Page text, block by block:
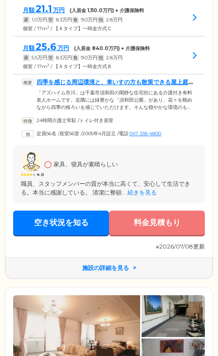
月額21.1 万円 (入居金1,110.0万円) + 介護保険料
家 1.0万円 管 8.3万円 食 9.0万円 他 2.8万円
個室 / 17m2 / 【Ａタイプ】一時金方式Ｃ
月額25.6 万円 (入居金 840.0万円) + 介護保険料
家 5.5万円 管 8.3万円 食 9.0万円 他 2.8万円
個室 / 17m2 / 【Ａタイプ】一時金方式Ｂ
四季を感じる周辺環境と、車いすの方も散策できる屋上庭園
が自慢です
「アズハイム市川」は千葉市須和田の閑静な住宅街にある介護付き有料
老人ホームです。近隣には緑豊かな「須和田公園」があり、花々を眺め
ながら四季の移ろいを感じていただけます。そんな穏やかな環境のも
トイレ・洗面台完備の個室をご用意。ほかのご入居者様の目を気にする
間が充実。屋上には4つのゾーンに分かれた本格的な広い庭園を、1階に
24時間介護士常駐 /トイレ付き居室
定員56名 /居室56室 /2005年4月設立 /電話047-318-4800
4.0
家具、寝具が素晴らしい
職員、スタッフメンバーの質が本当に高くて、安心して生活でき
る。本当に感謝している。 清潔に整頓... 続きを見る
空き状況を知る 料金見積もり
※2026/07/08更新
施設の詳細を見る